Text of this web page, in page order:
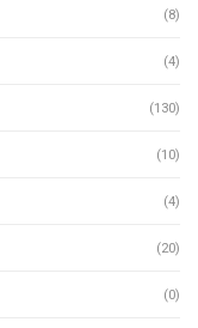
(8)
(4)
(130)
(10)
(4)
(20)
(0)